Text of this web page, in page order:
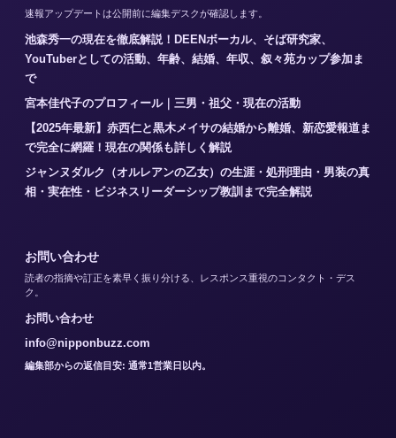
速報アップデートは公開前に編集デスクが確認します。
池森秀一の現在を徹底解説！DEENボーカル、そば研究家、
YouTuberとしての活動、年齢、結婚、年収、叙々苑カップ参加ま
で
宮本佳代子のプロフィール｜三男・祖父・現在の活動
【2025年最新】赤西仁と黒木メイサの結婚から離婚、新恋愛報道ま
で完全に網羅！現在の関係も詳しく解説
ジャンヌダルク（オルレアンの乙女）の生涯・処刑理由・男装の真
相・実在性・ビジネスリーダーシップ教訓まで完全解説
お問い合わせ
読者の指摘や訂正を素早く振り分ける、レスポンス重視のコンタクト・デス
ク。
お問い合わせ
info@nipponbuzz.com
編集部からの返信目安: 通常1営業日以内。